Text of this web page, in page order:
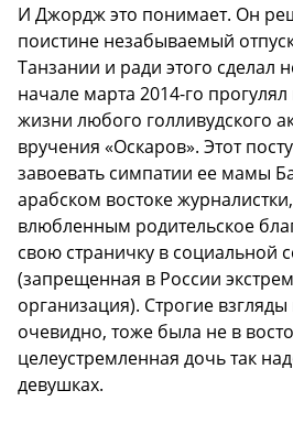
И Джордж это понимает. Он
поистине незабываемый
Танзании и ради этого сделал
начале марта 2014-го
жизни любого голливудского
вручения «Оскаров». Этот
завоевать симпатии ее мамы
арабском востоке
влюбленным родительское
свою страничку в социальной
(запрещенная в России
организация). Строгие
очевидно, тоже была не в
целеустремленная дочь так
девушках.